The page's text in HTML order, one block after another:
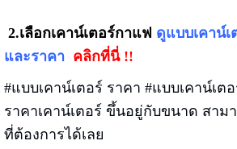
2.เลือกเคาน์เตอร์กาแฟ ดูแบบเคาน์
และราคา คลิกที่นี่ !!
#แบบเคาน์เตอร์ ราคา #แบบเคาน์เต
ราคาเคาน์เตอร์ ขึ้นอยู่กับขนาด สาม
ที่ต้องการได้เลย